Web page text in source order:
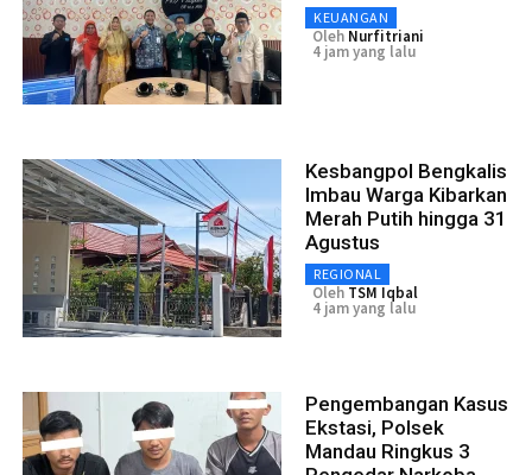
KEUANGAN
Oleh Nurfitriani
4 jam yang lalu
Kesbangpol Bengkalis
Imbau Warga Kibarkan
Merah Putih hingga 31
Agustus
REGIONAL
Oleh TSM Iqbal
4 jam yang lalu
Pengembangan Kasus
Ekstasi, Polsek
Mandau Ringkus 3